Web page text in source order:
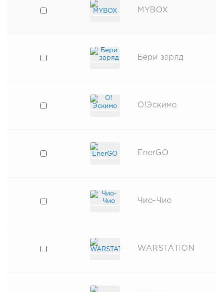
MYBOX
Бери заряд
О!Эскимо
EnerGO
Чио-Чио
WARSTATION